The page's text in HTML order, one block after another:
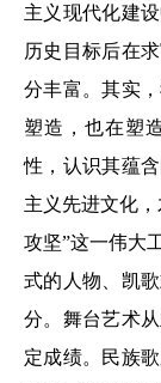
主义现代化建
历史目标后在
分丰富。其实
塑造，也在塑
性，认识其蕴
主义先进文化
攻坚”这一伟大
式的人物、凯
分。舞台艺术
定成绩。民族